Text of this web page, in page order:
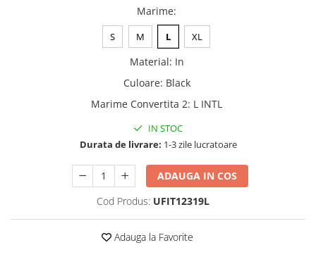
Marime:
S M L XL
Material: In
Culoare: Black
Marime Convertita 2: L INTL
IN STOC
Durata de livrare: 1-3 zile lucratoare
ADAUGA IN COS
Cod Produs: UFIT12319L
Adauga la Favorite